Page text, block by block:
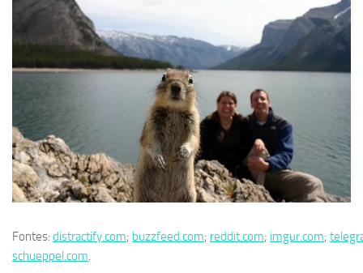
Fontes: distractify.com; buzzfeed.com; reddit.com; imgur.com;
schueppel.com.